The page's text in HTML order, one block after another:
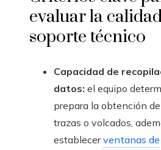
evaluar la
soporte técnico
Capacidad de
datos: el equipo
prepara la obtención
trazas o volcados,
establecerventanas de